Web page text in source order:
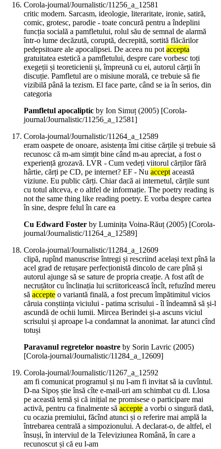
Corola-journal/Journalistic/11256_a_12581
critic modern. Sarcasm, ideologie, literaritate, ironie, satiră,
comic, grotesc, parodie - toate concură pentru a îndeplini
funcția socială a pamfletului, rolul său de semnal de alarmă
într-o lume decăzută, coruptă, decrepită, sortită flăcărilor
pedepsitoare ale apocalipsei. De aceea nu potaccepta
gratuitatea estetică a pamfletului, despre care vorbesc toți
exegeții și teoreticienii și, împreună cu ei, autorul cărții în
discuție. Pamfletul are o misiune morală, ce trebuie să fie
vizibilă până la tezism. El face parte, când se ia în serios, din
categoria
Pamfletul apocaliptic by Ion Simuț (2005) [Corola-
journal/Journalistic/11256_a_12581]
Corola-journal/Journalistic/11264_a_12589
eram oaspete de onoare, asistența îmi citise cărțile și trebuie să
recunosc că m-am simțit bine când m-au apreciat, a fost o
experiență grozavă. LVR - Cum vedeți viitorul cărților fără
hârtie, cărți pe CD, pe internet? EF - Nu acceptaceastă
viziune. Eu public cărți. Chiar dacă ai internetul, cărțile sunt
cu totul altceva, e o altfel de informație. The poetry reading is
not the same thing like reading poetry. E vorba despre cartea
în sine, despre felul în care ea
Cu Edward Foster by Luminița Voina-Răuț (2005) [Corola-
journal/Journalistic/11264_a_12589]
Corola-journal/Journalistic/11284_a_12609
clipă, rupînd manuscrise întregi și rescriind același text pînă la
acel grad de retușare perfecționistă dincolo de care pînă și
autorul ajunge să se sature de propria creație. A fost atît de
necruțător cu înclinația lui scriitoricească încît, refuzînd mereu
să accepte o variantă finală, a fost precum împătimitul vicios
căruia conștiința viciului - patima scrisului - îl îndeamnă să și-l
ascundă de ochii lumii. Mircea Berindei și-a ascuns viciul
scrisului și aproape l-a condamnat la anonimat. Iar atunci cînd
totuși
Paravanul regretelor noastre by Sorin Lavric (2005)
[Corola-journal/Journalistic/11284_a_12609]
Corola-journal/Journalistic/11267_a_12592
am fi comunicat programul și nu l-am fi invitat să ia cuvîntul.
D-na Sipoș știe însă cîte e-mail-uri am schimbat cu dl. Llosa
pe această temă și că inițial ne promisese o participare mai
activă, pentru ca finalmente să accepte a vorbi o singură dată,
cu ocazia premiului, făcînd atunci și o referire mai amplă la
întrebarea centrală a simpozionului. A declarat-o, de altfel, el
însuși, în interviul de la Televiziunea Română, în care a
recunoscut și că eu l-am